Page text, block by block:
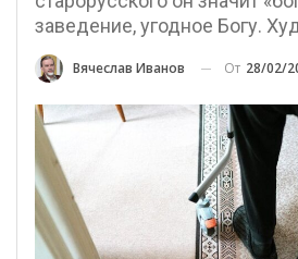
заведение, угодное Богу.
Вячеслав Иванов От 28/02/